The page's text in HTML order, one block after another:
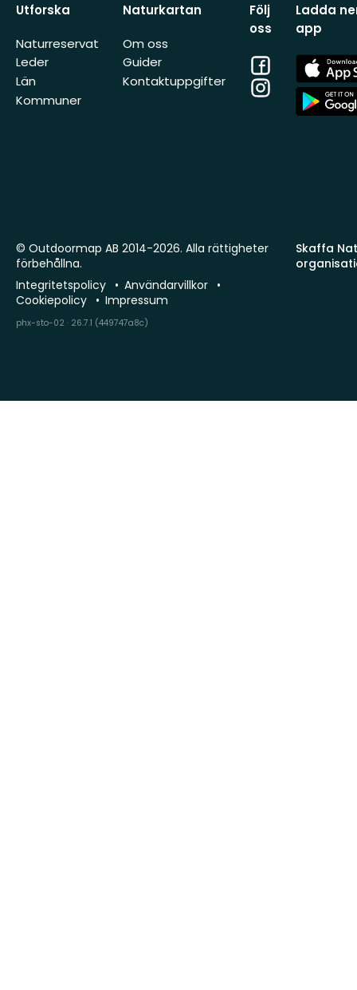
Utforska
Naturreservat
Leder
Län
Kommuner
Naturkartan
Om oss
Guider
Kontaktuppgifter
Följ
oss
Facebook
Instagram
Ladda
app
App
Store
App
Store
Skaffa
© Outdoormap AB 2014-2026. Alla rättigheter
förbehållna.
Integritetspolicy
Användarvillkor
Cookiepolicy
Impressum
phx-sto-02 · 26.7.1 (449747a8c)